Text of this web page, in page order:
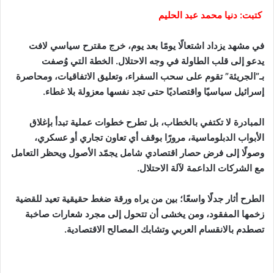
كتبت: دنيا محمد عبد الحليم
في مشهد يزداد اشتعالًا يومًا بعد يوم، خرج مقترح سياسي لافت
يدعو إلى قلب الطاولة في وجه الاحتلال. الخطة التي وُصفت
بـ”الجريئة” تقوم على سحب السفراء، وتعليق الاتفاقيات، ومحاصرة
إسرائيل سياسيًا واقتصاديًا حتى تجد نفسها معزولة بلا غطاء.
المبادرة لا تكتفي بالخطاب، بل تطرح خطوات عملية تبدأ بإغلاق
الأبواب الدبلوماسية، مرورًا بوقف أي تعاون تجاري أو عسكري،
وصولًا إلى فرض حصار اقتصادي شامل يجمّد الأصول ويحظر التعامل
مع الشركات الداعمة لآلة الاحتلال.
الطرح أثار جدلًا واسعًا؛ بين من يراه ورقة ضغط حقيقية تعيد للقضية
زخمها المفقود، ومن يخشى أن تتحول إلى مجرد شعارات صاخبة
تصطدم بالانقسام العربي وتشابك المصالح الاقتصادية.